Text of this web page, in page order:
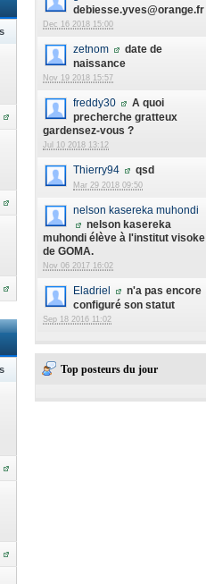
debiesse.yves@orange.fr
Dec 16 2018 15:00
zetnom
date de
naissance
Nov 19 2018 15:57
freddy30
A quoi
precherche gratteux
gardensez-vous ?
Jul 10 2018 13:12
Thierry94 qsd
Mar 29 2018 09:50
nelson kasereka muhondi
nelson kasereka
muhondi élève à l'institut visoke
de GOMA.
Nov 06 2017 16:02
Eladriel
n'a pas encore
configuré son statut
Sep 18 2016 11:02
Top posteurs du jour